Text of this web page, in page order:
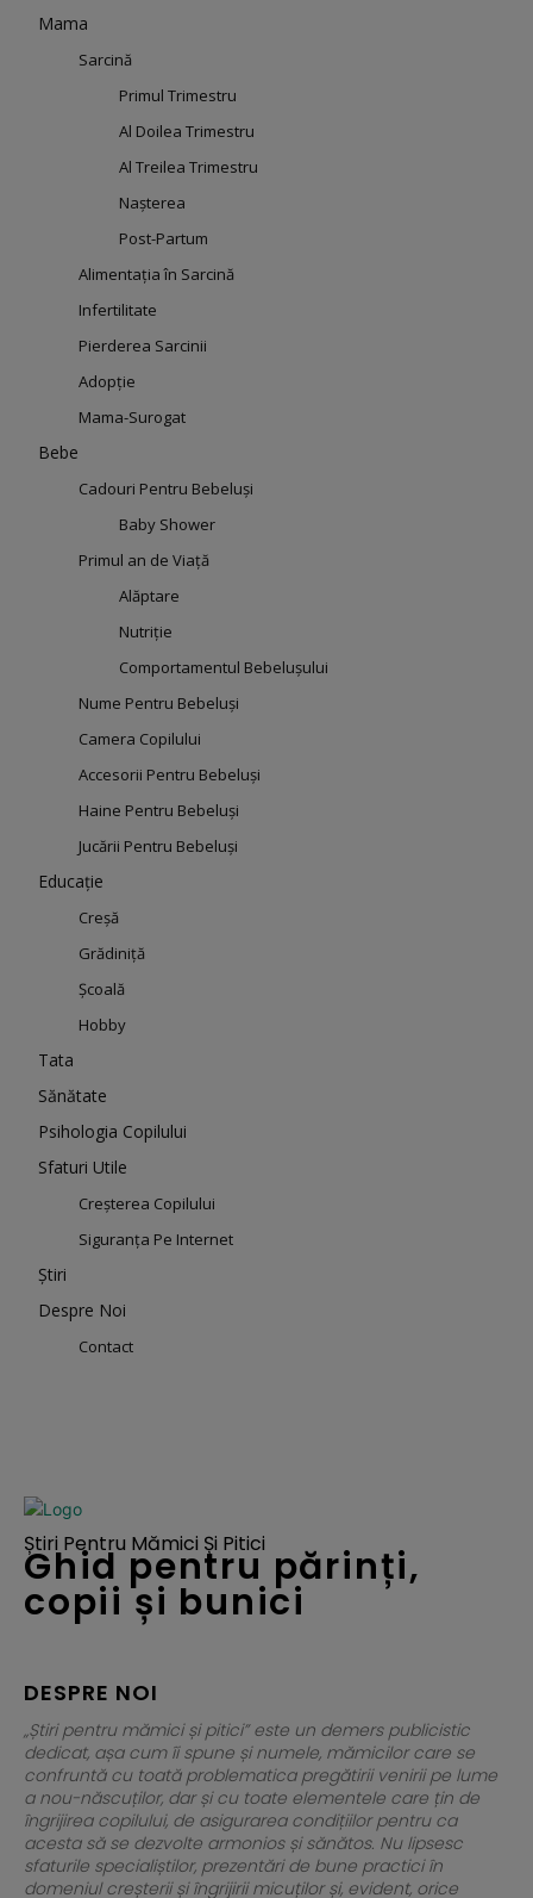
Mama
Sarcină
Primul Trimestru
Al Doilea Trimestru
Al Treilea Trimestru
Nașterea
Post-Partum
Alimentația în Sarcină
Infertilitate
Pierderea Sarcinii
Adopție
Mama-Surogat
Bebe
Cadouri Pentru Bebeluși
Baby Shower
Primul an de Viață
Alăptare
Nutriție
Comportamentul Bebelușului
Nume Pentru Bebeluși
Camera Copilului
Accesorii Pentru Bebeluși
Haine Pentru Bebeluși
Jucării Pentru Bebeluși
Educație
Creșă
Grădiniță
Școală
Hobby
Tata
Sănătate
Psihologia Copilului
Sfaturi Utile
Creșterea Copilului
Siguranța Pe Internet
Știri
Despre Noi
Contact
Știri Pentru Mămici Și Pitici
Ghid pentru părinți,
copii și bunici
DESPRE NOI
„Știri pentru mămici și pitici” este un demers publicistic
dedicat, așa cum îi spune și numele, mămicilor care se
confruntă cu toată problematica pregătirii venirii pe lume
a nou-născuților, dar și cu toate elementele care țin de
îngrijirea copilului, de asigurarea condițiilor pentru ca
acesta să se dezvolte armonios și sănătos. Nu lipsesc
sfaturile specialiștilor, prezentări de bune practici în
domeniul creșterii și îngrijirii micuților și, evident, orice